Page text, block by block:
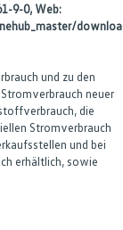
9-0, Web:
und zu den
neuer
die
Stromverbrauch
und bei
erhältlich, sowie